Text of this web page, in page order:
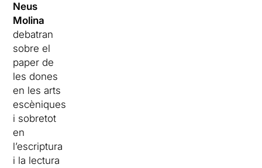
Neus
Molina
debatran
sobre el
paper de
les dones
en les arts
escèniques
i sobretot
en
l’escriptura
i la lectura